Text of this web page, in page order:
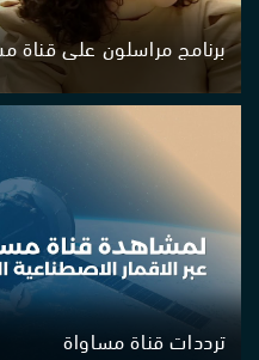
برنامج مراسلون على قناة
ترددات قناة مساواة